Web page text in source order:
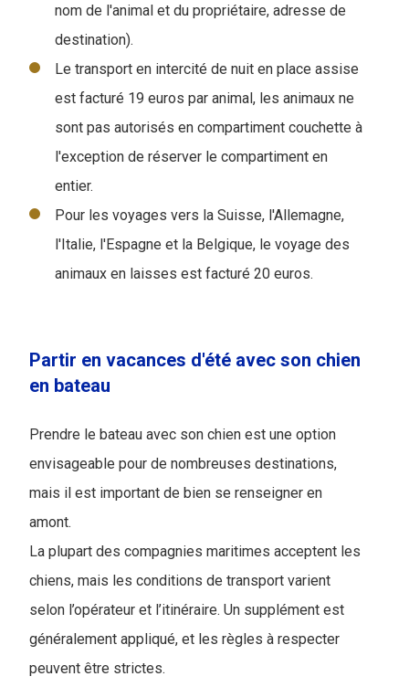
nom de l'animal et du propriétaire, adresse de
destination).
Le transport en intercité de nuit en place assise
est facturé 19 euros par animal, les animaux ne
sont pas autorisés en compartiment couchette à
l'exception de réserver le compartiment en
entier.
Pour les voyages vers la Suisse, l'Allemagne,
l'Italie, l'Espagne et la Belgique, le voyage des
animaux en laisses est facturé 20 euros.
Partir en vacances d'été avec son chien
en bateau
Prendre le bateau avec son chien est une option
envisageable pour de nombreuses destinations,
mais il est important de bien se renseigner en
amont.
La plupart des compagnies maritimes acceptent les
chiens, mais les conditions de transport varient
selon l’opérateur et l’itinéraire. Un supplément est
généralement appliqué, et les règles à respecter
peuvent être strictes.